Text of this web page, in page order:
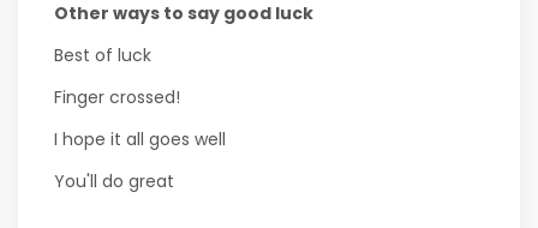
Other ways to say good luck
Best of luck
Finger crossed!
I hope it all goes well
You'll do great